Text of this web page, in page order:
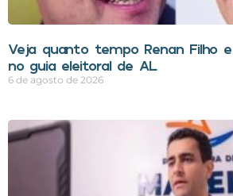
Veja quanto tempo Renan Filho
no guia eleitoral de AL
6 de agosto de 2026